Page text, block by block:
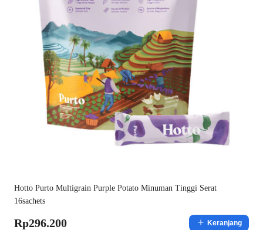
Hotto Purto Multigrain Purple Potato Minuman Tinggi Serat
16sachets
Rp296.200 Keranjang